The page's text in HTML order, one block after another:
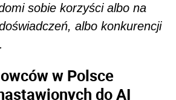
sobie korzyści albo na
albo konkurencji
.
w Polsce
do AI